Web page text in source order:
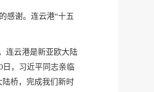
感谢。连云港“十五
连云港是新亚欧大陆
日，习近平同志亲临
桥，完成我们新时